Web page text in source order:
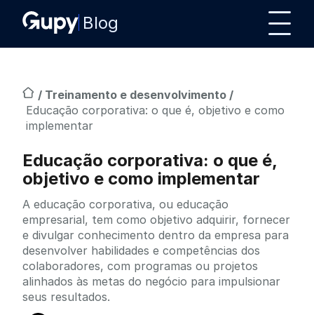
Blog
/ Treinamento e desenvolvimento /
Educação corporativa: o que é, objetivo e como
implementar
Educação corporativa: o que é,
objetivo e como implementar
A educação corporativa, ou educação
empresarial, tem como objetivo adquirir, fornecer
e divulgar conhecimento dentro da empresa para
desenvolver habilidades e competências dos
colaboradores, com programas ou projetos
alinhados às metas do negócio para impulsionar
seus resultados.